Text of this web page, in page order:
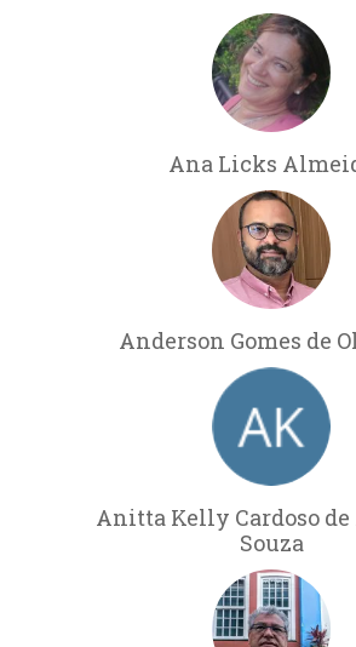
Ana Licks
Anderson Gomes de
Anitta Kelly Cardoso de
Souza